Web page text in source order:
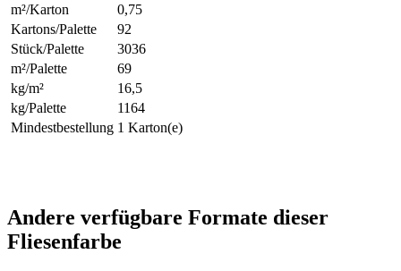
m²/Karton
0,75
Kartons/Palette
92
Stück/Palette
3036
m²/Palette
69
kg/m²
16,5
kg/Palette
1164
Mindestbestellung 1 Karton(e)
Andere verfügbare Formate dieser
Fliesenfarbe